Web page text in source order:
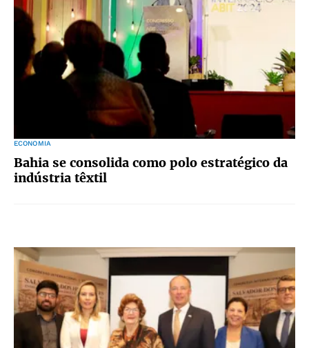
ECONOMIA
Bahia se consolida como polo estratégico da
indústria têxtil